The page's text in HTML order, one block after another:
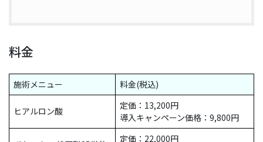
料金
施術メニュー 料金(税込)
ヒアルロン酸
定価：13,200円
導入キャンペーン価格：9,800円
定価：22,000円